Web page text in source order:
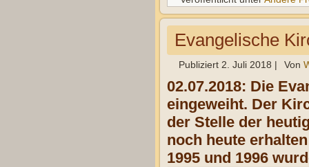
Evangelische
Publiziert 2. Juli 2018 | Von
02.07.2018: Die
eingeweiht. Der
der Stelle der
noch heute
1995 und 1996